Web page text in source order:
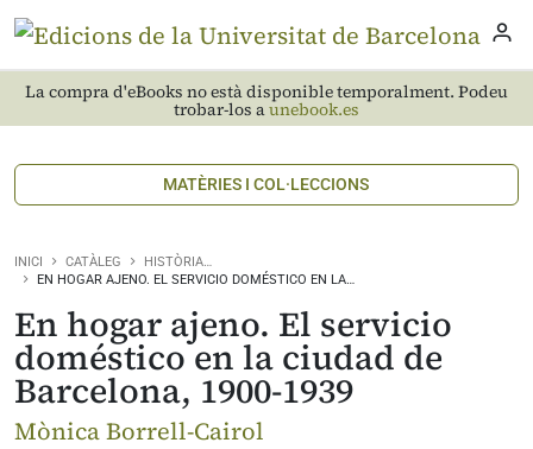
La compra d'eBooks no està disponible temporalment. Podeu
trobar-los aunebook.es
MATÈRIES I COL·LECCIONS
INICI CATÀLEG
HISTÒRIA…
EN HOGAR AJENO. EL SERVICIO DOMÉSTICO EN LA…
En hogar ajeno. El servicio
doméstico en la ciudad de
Barcelona, 1900-1939
Mònica Borrell-Cairol